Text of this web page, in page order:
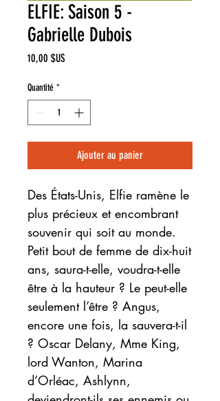
ELFIE: Saison 5 -
Gabrielle Dubois
10,00 $US
Quantité *
Ajouter au panier
Des États-Unis, Elfie ramène le
plus précieux et encombrant
souvenir qui soit au monde.
Petit bout de femme de dix-huit
ans, saura-t-elle, voudra-t-elle
être à la hauteur ? Le peut-elle
seulement l’être ? Angus,
encore une fois, la sauvera-t-il
? Oscar Delany, Mme King,
lord Wanton, Marina
d’Orléac, Ashlynn,